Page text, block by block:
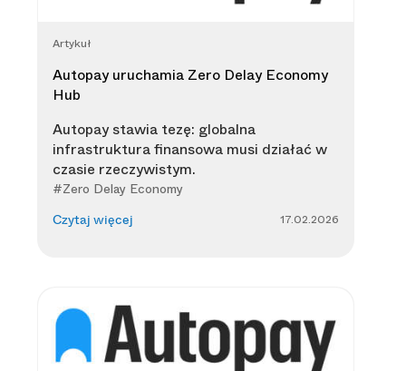
Artykuł
Autopay uruchamia Zero Delay Economy
Hub
Autopay stawia tezę: globalna
infrastruktura finansowa musi działać w
czasie rzeczywistym.
#Zero Delay Economy
Czytaj więcej 17.02.2026